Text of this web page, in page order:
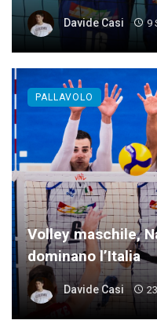
Davide Casi 9
Volley maschile,
dominano l’Italia
Davide Casi
PALLAVOLO